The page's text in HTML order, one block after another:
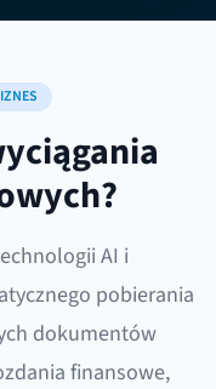
AI i
pobierania
dokumentów
finansowe,